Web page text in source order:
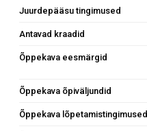
Juurdepääsu tingimused
Antavad kraadid
Õppekava eesmärgid
Õppekava õpiväljundid
Õppekava lõpetamistingimused